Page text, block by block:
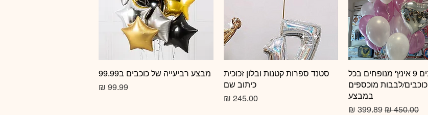
תצוגה מהירה
30 בלונים 9 אינץ' מנופחים בכל
צבע ו4 כוכבים/לבבות מוכספים
במבצע
מחיר רגיל מחיר מבצע
תצוגה מהירה
סטנד ספרות קטנות ובלון זכוכית
כיתוב שם
מחיר‏245.00 ‏₪
תצוגה מהירה
מבצע רביעייה של כוכבים ב99.99
מחיר